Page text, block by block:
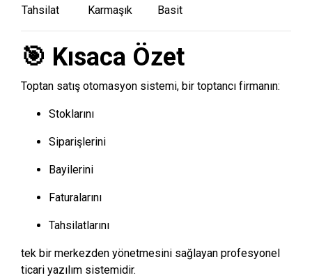
Tahsilat
Karmaşık Basit
🎯 Kısaca Özet
Toptan satış otomasyon sistemi, bir toptancı firmanın:
Stoklarını
Siparişlerini
Bayilerini
Faturalarını
Tahsilatlarını
tek bir merkezden yönetmesini sağlayan profesyonel
ticari yazılım sistemidir.